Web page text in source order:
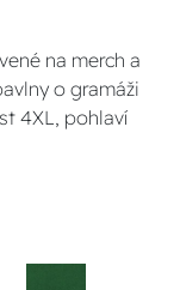
na merch a
o gramáži
4XL, pohlaví